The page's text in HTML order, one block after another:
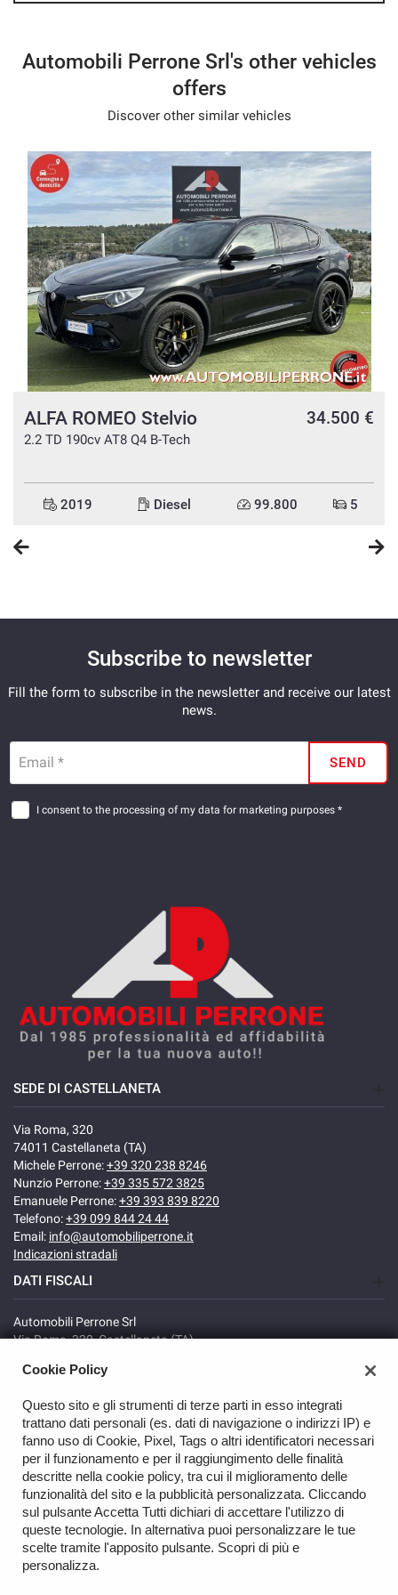
- Nous parlons français
Automobili Perrone Srl's other vehicles
offers
Discover other similar vehicles
ALFA ROMEO Stelvio
2.2 TD 190cv AT8 Q4 B-Tech
34.500 €
2019 Diesel 99.800 5
Subscribe to newsletter
Fill the form to subscribe in the newsletter and receive our latest
news.
Email * SEND
I consent to the processing of my data for marketing purposes *
SEDE DI CASTELLANETA
Via Roma, 320
74011 Castellaneta (TA)
Michele Perrone:+39 320 238 8246
Nunzio Perrone:+39 335 572 3825
Emanuele Perrone:+39 393 839 8220
Telefono:+39 099 844 24 44
Email: info@automobiliperrone.it
Indicazioni stradali
DATI FISCALI
Automobili Perrone Srl
Via Roma, 320, Castellaneta (TA)
Registro delle imprese: TA
Copyright © 2026 Automobili Perrone Srl - VAT 02735640738 -
Read the Privacy Policy
Cookie Policy
Questo sito e gli strumenti di terze parti in esso integrati
trattano dati personali (es. dati di navigazione o indirizzi IP) e
fanno uso di Cookie, Pixel, Tags o altri identificatori necessari
per il funzionamento e per il raggiungimento delle finalità
descritte nella cookie policy, tra cui il miglioramento delle
funzionalità del sito e la pubblicità personalizzata. Cliccando
sul pulsante Accetta Tutti dichiari di accettare l'utilizzo di
queste tecnologie. In alternativa puoi personalizzare le tue
scelte tramite l'apposito pulsante. Scopri di più e
personalizza.